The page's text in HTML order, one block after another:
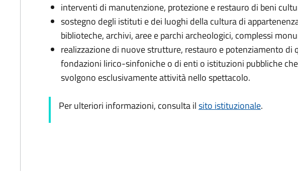
interventi di manutenzione, protezione e restauro di beni
sostegno degli istituti e dei luoghi della cultura di
biblioteche, archivi, aree e parchi archeologici, complessi
realizzazione di nuove strutture, restauro e potenziamento di
fondazioni lirico-sinfoniche o di enti o istituzioni pubbliche
svolgono esclusivamente attività nello spettacolo.
Per ulteriori informazioni, consulta ilsito istituzionale.